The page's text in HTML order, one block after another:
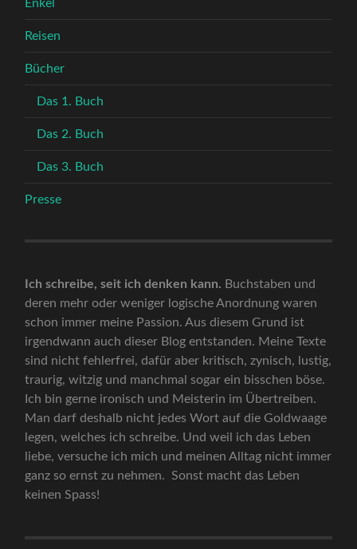
Enkel
Reisen
Bücher
Das 1. Buch
Das 2. Buch
Das 3. Buch
Presse
Ich schreibe, seit ich denken kann. Buchstaben und
deren mehr oder weniger logische Anordnung waren
schon immer meine Passion. Aus diesem Grund ist
irgendwann auch dieser Blog entstanden. Meine Texte
sind nicht fehlerfrei, dafür aber kritisch, zynisch, lustig,
traurig, witzig und manchmal sogar ein bisschen böse.
Ich bin gerne ironisch und Meisterin im Übertreiben.
Man darf deshalb nicht jedes Wort auf die Goldwaage
legen, welches ich schreibe. Und weil ich das Leben
liebe, versuche ich mich und meinen Alltag nicht immer
ganz so ernst zu nehmen. Sonst macht das Leben
keinen Spass!